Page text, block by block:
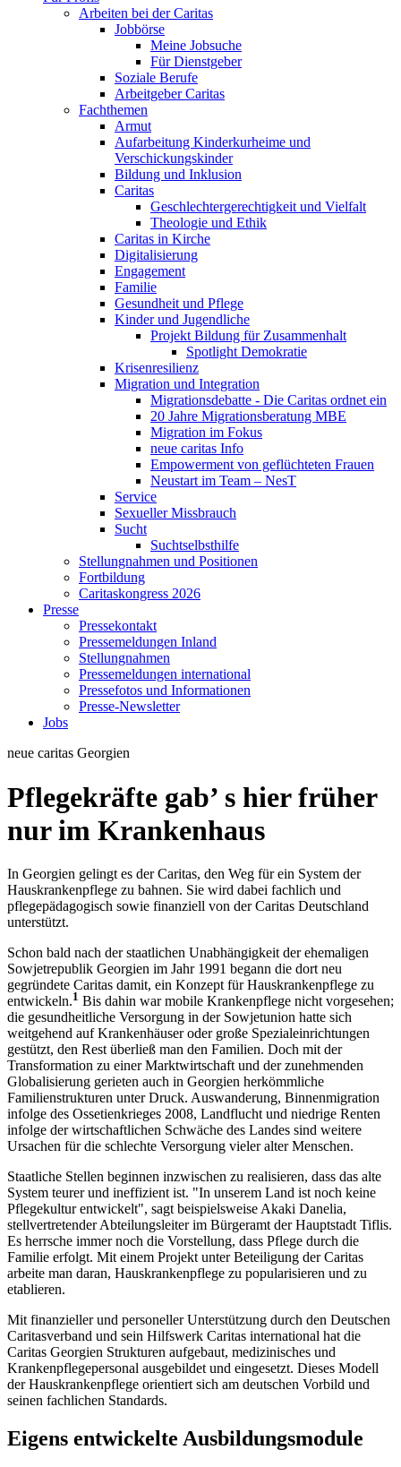
Arbeiten bei der Caritas
Jobbörse
Meine Jobsuche
Für Dienstgeber
Soziale Berufe
Arbeitgeber Caritas
Fachthemen
Armut
Aufarbeitung Kinderkurheime und
Verschickungskinder
Bildung und Inklusion
Caritas
Geschlechtergerechtigkeit und Vielfalt
Theologie und Ethik
Caritas in Kirche
Digitalisierung
Engagement
Familie
Gesundheit und Pflege
Kinder und Jugendliche
Projekt Bildung für Zusammenhalt
Spotlight Demokratie
Krisenresilienz
Migration und Integration
Migrationsdebatte - Die Caritas ordnet ein
20 Jahre Migrationsberatung MBE
Migration im Fokus
neue caritas Info
Empowerment von geflüchteten Frauen
Neustart im Team – NesT
Service
Sexueller Missbrauch
Sucht
Suchtselbsthilfe
Stellungnahmen und Positionen
Fortbildung
Caritaskongress 2026
Presse
Pressekontakt
Pressemeldungen Inland
Stellungnahmen
Pressemeldungen international
Pressefotos und Informationen
Presse-Newsletter
Jobs
neue caritas Georgien
Pflegekräfte gab’ s hier früher
nur im Krankenhaus
In Georgien gelingt es der Caritas, den Weg für ein System der
Hauskrankenpflege zu bahnen. Sie wird dabei fachlich und
pflegepädagogisch sowie finanziell von der Caritas Deutschland
unterstützt.
Schon bald nach der staatlichen Unabhängigkeit der ehemaligen
Sowjetrepublik Georgien im Jahr 1991 begann die dort neu
gegründete Caritas damit, ein Konzept für Hauskrankenpflege zu
entwickeln.1 Bis dahin war mobile Krankenpflege nicht vorgesehen;
die gesundheitliche Versorgung in der ­Sowjetunion hatte sich
weitgehend auf Krankenhäuser oder große Spezialeinrichtungen
gestützt, den Rest überließ man den Fami­lien. Doch mit der
Transformation zu einer Marktwirtschaft und der zunehmenden
Globalisierung gerieten auch in Georgien herkömmliche
Familienstrukturen unter Druck. Auswanderung, Binnenmigration
infolge des Ossetienkrieges 2008, Landflucht und niedrige Renten
infolge der wirtschaftlichen Schwäche des Landes sind weitere
Ursachen für die schlechte Versorgung vieler alter Menschen.
Staatliche Stellen beginnen inzwischen zu realisieren, dass das alte
System teurer und ineffizient ist. "In unserem Land ist noch keine
Pflegekultur entwickelt", sagt beispielsweise Akaki Danelia,
stellvertretender Abteilungsleiter im Bürgeramt der Hauptstadt Tiflis.
Es herrsche immer noch die Vorstellung, dass Pflege durch die
Familie erfolgt. Mit einem Projekt unter Beteiligung der Caritas
arbeite man daran, Hauskrankenpflege zu popularisieren und zu
etablieren.
Mit finanzieller und personeller Unterstützung durch den Deutschen
Caritasverband und sein Hilfswerk Caritas international hat die
Caritas Georgien Strukturen aufgebaut, medizinisches und
Krankenpflegepersonal ausgebildet und eingesetzt. Dieses Modell
der Hauskrankenpflege orientiert sich am deutschen Vorbild und
seinen fachlichen Standards.
Eigens entwickelte Ausbildungsmodule